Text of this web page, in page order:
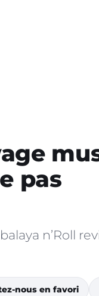
pas
n’Roll
nous en favori